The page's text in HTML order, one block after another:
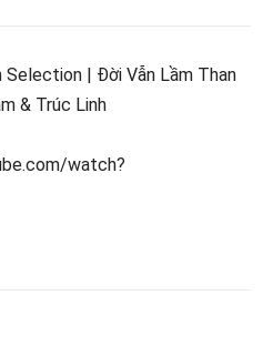
Selection | Đời Vẫn Lầm Than
& Trúc Linh
watch?